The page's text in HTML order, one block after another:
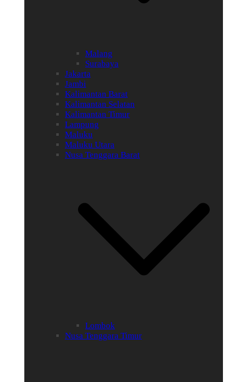
Malang
Surabaya
Jakarta
Jambi
Kalimantan Barat
Kalimantan Selatan
Kalimantan Timur
Lampung
Maluku
Maluku Utara
Nusa Tenggara Barat
Lombok
Nusa Tenggara Timur